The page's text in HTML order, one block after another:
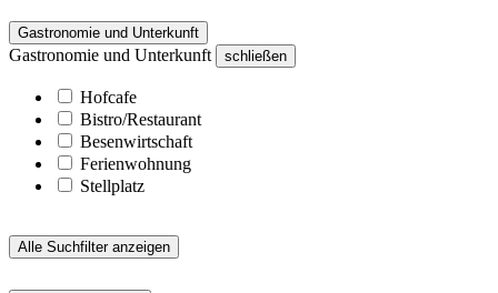
Gastronomie und Unterkunft
Gastronomie und Unterkunft schließen
Hofcafe
Bistro/Restaurant
Besenwirtschaft
Ferienwohnung
Stellplatz
Alle Suchfilter anzeigen